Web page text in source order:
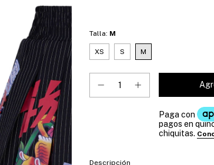
Talla: M
XS S M